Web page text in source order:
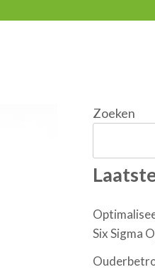
Zoeken
Six Sigma